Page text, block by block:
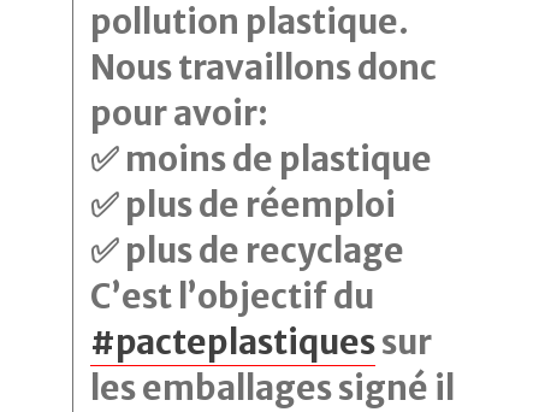
pollution plastique.
Nous travaillons donc
pour avoir:
✅ moins de plastique
✅ plus de réemploi
✅ plus de recyclage
C’est l’objectif du
#pacteplastiquessur
les emballages signé il